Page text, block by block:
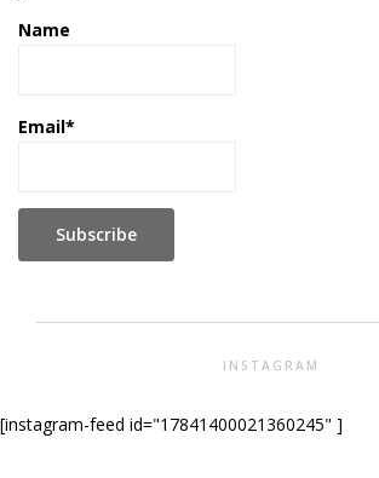
Name
Email*
INSTAGRAM
[instagram-feed id="17841400021360245" ]